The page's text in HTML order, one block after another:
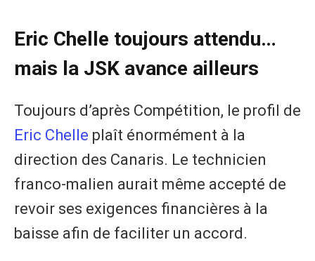
Eric Chelle toujours attendu…
mais la JSK avance ailleurs
Toujours d’après Compétition, le profil de
Eric Chelle plaît énormément à la
direction des Canaris. Le technicien
franco-malien aurait même accepté de
revoir ses exigences financières à la
baisse afin de faciliter un accord.